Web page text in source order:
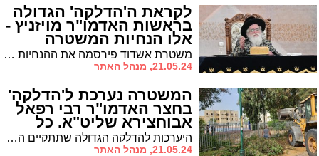
לקראת ה'הדלקה' הגדולה
בראשות האדמו"ר מויזניץ -
אלו הנחיות המשטרה
משטרת אשדוד פירסמה את ההנחיות ומפת התנועה לקראת ה'הדלקה' הענקית שתתקיים במוצ"ש
21.05.24, מנהל האתר
המשטרה נערכת ל'הדלקה'
בחצר האדמו"ר רבי רפאל
אבוחצירא שליט"א. כל
הפרטים היערכות להדלקה הגדולה שתתקיים השנה, לראשונה, סמוך לבית המדרש 'משכיל לדוד' ברובע ב'
21.05.24, מנהל האתר